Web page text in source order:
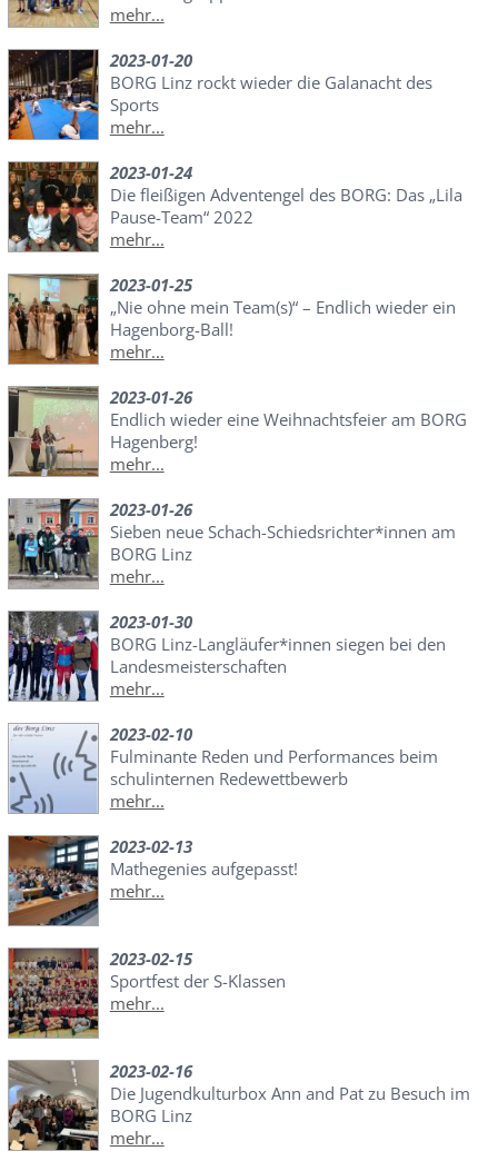
mehr...
2023-01-20
BORG Linz rockt wieder die Galanacht des
Sports
mehr...
2023-01-24
Die fleißigen Adventengel des BORG: Das „Lila
Pause-Team“ 2022
mehr...
2023-01-25
„Nie ohne mein Team(s)“ – Endlich wieder ein
Hagenborg-Ball!
mehr...
2023-01-26
Endlich wieder eine Weihnachtsfeier am BORG
Hagenberg!
mehr...
2023-01-26
Sieben neue Schach-Schiedsrichter*innen am
BORG Linz
mehr...
2023-01-30
BORG Linz-Langläufer*innen siegen bei den
Landesmeisterschaften
mehr...
2023-02-10
Fulminante Reden und Performances beim
schulinternen Redewettbewerb
mehr...
2023-02-13
Mathegenies aufgepasst!
mehr...
2023-02-15
Sportfest der S-Klassen
mehr...
2023-02-16
Die Jugendkulturbox Ann and Pat zu Besuch im
BORG Linz
mehr...